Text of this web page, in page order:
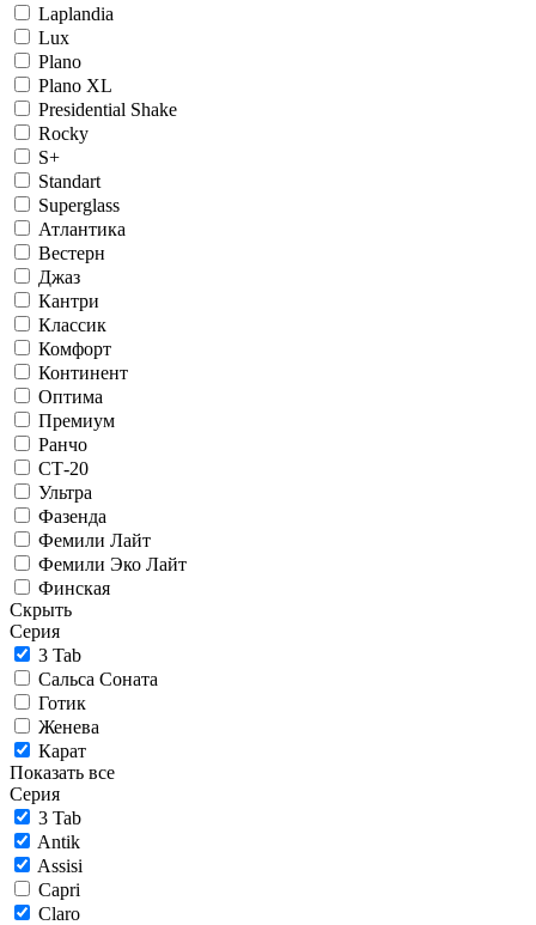
Laplandia
Lux
Plano
Plano XL
Presidential Shake
Rocky
S+
Standart
Superglass
Атлантика
Вестерн
Джаз
Кантри
Классик
Комфорт
Континент
Оптима
Премиум
Ранчо
СТ-20
Ультра
Фазенда
Фемили Лайт
Фемили Эко Лайт
Финская
Скрыть
Серия
3 Tab
Сальса Соната
Готик
Женева
Карат
Показать все
Серия
3 Tab
Antik
Assisi
Capri
Claro